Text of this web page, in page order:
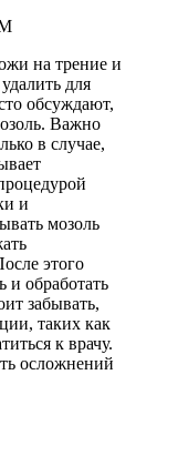
на трение и
для
обсуждают,
Важно
в случае,
и
мозоль
этого
и обработать
забывать,
таких как
к врачу.
осложнений